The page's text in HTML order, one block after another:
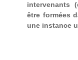
intervenants
être formées
une instance